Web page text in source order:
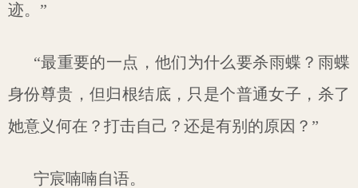
迹。”
“最重要的一点，他们为什么要杀雨蝶？雨蝶
身份尊贵，但归根结底，只是个普通女子，杀了
她意义何在？打击自己？还是有别的原因？”
宁宸喃喃自语。